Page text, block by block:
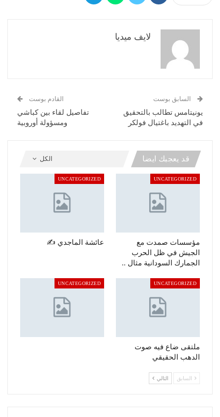
لايف ميديا
السابق بوست
يونيتامس تطالب بالتحقيق
في التهديد باغتيال فولكر
القادم بوست
تفاصيل لقاء بين كباشي
ومسؤولة أوروبية
الكل قد يعجبك ايضا
UNCATEGORIZED
مؤسسات صمدت مع
الجيش في ظل الحرب
الجمارك السودانية مثال ..
UNCATEGORIZED
عائشة الماجدي ✍️
UNCATEGORIZED
ملتقى ضاع فيه صوت
الدهب الحقيقي
UNCATEGORIZED
السابق التالي